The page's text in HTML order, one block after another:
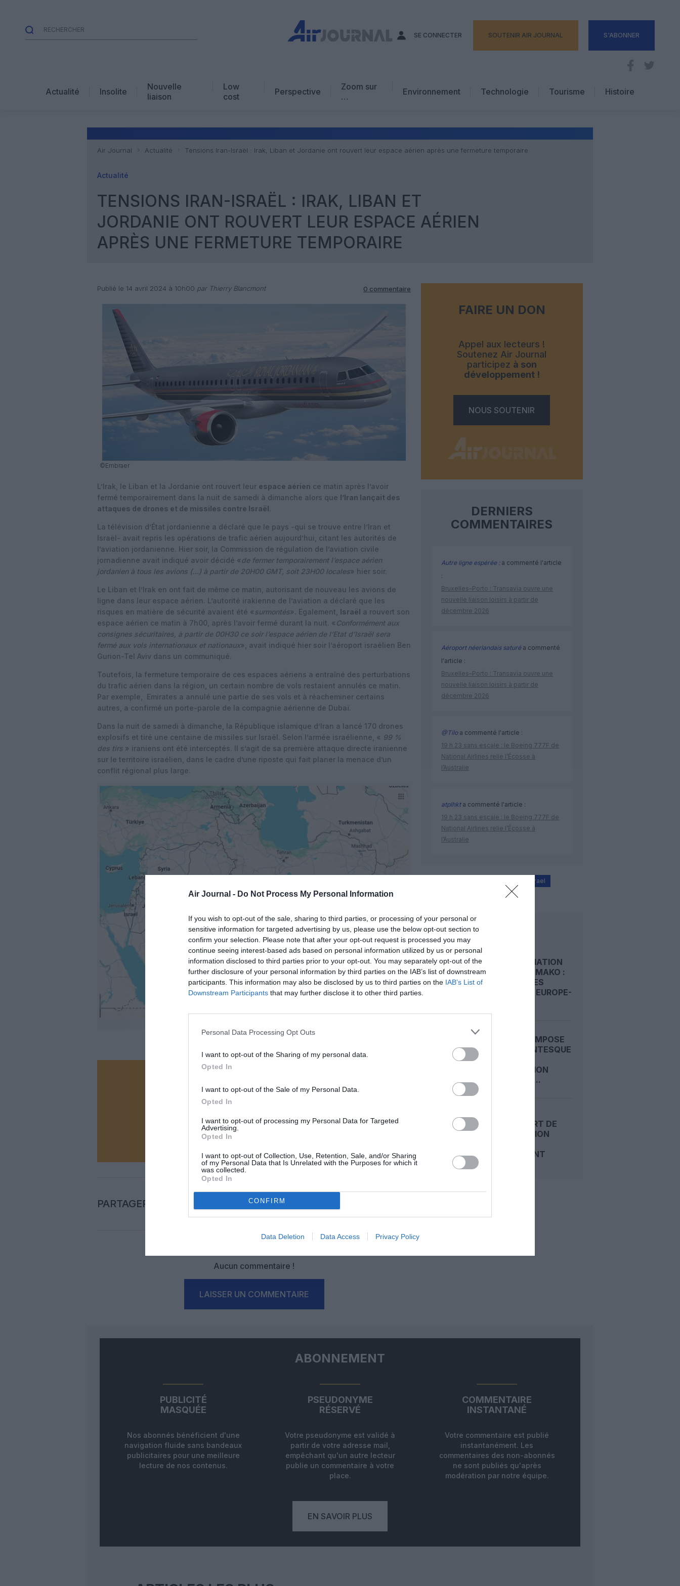
Air Journal - Do Not Process My Personal Information
If you wish to opt-out of the sale, sharing to third parties, or processing of your personal or
sensitive information for targeted advertising by us, please use the below opt-out section to
confirm your selection. Please note that after your opt-out request is processed you may
continue seeing interest-based ads based on personal information utilized by us or personal
information disclosed to third parties prior to your opt-out. You may separately opt-out of the
further disclosure of your personal information by third parties on the IAB’s list of downstream
participants. This information may also be disclosed by us to third parties on the IAB’s List of
Downstream Participants that may further disclose it to other third parties.
Personal Data Processing Opt Outs
I want to opt-out of the Sharing of my personal data.
Opted In
I want to opt-out of the Sale of my Personal Data.
Opted In
I want to opt-out of processing my Personal Data for Targeted
Advertising.
Opted In
I want to opt-out of Collection, Use, Retention, Sale, and/or Sharing
of my Personal Data that Is Unrelated with the Purposes for which it
was collected.
Opted In
CONFIRM
Data Deletion Data Access Privacy Policy
SE CONNECTER SOUTENIR AIR JOURNAL S'ABONNER
Actualité Insolite
Nouvelle
liaison
Low
cost
Perspective
Zoom sur
…
Avis d’expert
Environnement Technologie
Tourisme
Hôtellerie
Histoire
Air Journal Actualité Tensions Iran-Israël : Irak, Liban et Jordanie ont rouvert leur espace aérien après une fermeture temporaire
Actualité
TENSIONS IRAN-ISRAËL : IRAK, LIBAN ET
JORDANIE ONT ROUVERT LEUR ESPACE AÉRIEN
APRÈS UNE FERMETURE TEMPORAIRE
Publié le 14 avril 2024 à 10h00 par Thierry Blancmont 0 commentaire
©Embraer
L’Irak, le Liban et la Jordanie ont rouvert leur espace aérien ce matin après l’avoir
fermé temporairement dans la nuit de samedi à dimanche alors que l’Iran lançait des
attaques de drones et de missiles contre Israël.
La télévision d’État jordanienne a déclaré que le pays -qui se trouve entre l’Iran et
Israël- avait repris les opérations de trafic aérien aujourd’hui, citant les autorités de
l’aviation jordanienne. Hier soir, la Commission de régulation de l’aviation civile
jornadienne avait indiqué avoir décidé « de fermer temporairement l’espace aérien
jordanien à tous les avions (…) à partir de 20H00 GMT, soit 23H00 locales» hier soir.
Le Liban et l’Irak en ont fait de même ce matin, autorisant de nouveau les avions de
ligne dans leur espace aérien. L’autorité irakienne de l’aviation a déclaré que les
risques en matière de sécurité avaient été «surmontés». Egalement, Israël a rouvert son
espace aérien ce matin à 7h00, après l’avoir fermé durant la nuit. « Conformément aux
consignes sécuritaires, à partir de 00H30 ce soir l’espace aérien de l’Etat d’Israël sera
fermé aux vols internationaux et nationaux», avait indiqué hier soir l’aéroport israélien Ben
Gurion-Tel Aviv dans un communiqué.
Toutefois, la fermeture temporaire de ces espaces aériens a entraîné des perturbations
du trafic aérien dans la région, un certain nombre de vols restaient annulés ce matin.
Par exemple, Emirates a annulé une partie de ses vols et à réacheminer certains
autres, a confirmé un porte-parole de la compagnie aérienne de Dubaï.
Dans la nuit de samedi à dimanche, la République islamique d’Iran a lancé 170 drones
explosifs et tiré une centaine de missiles sur Israël. Selon l’armée israélienne, « 99 %
des tirs » iraniens ont été interceptés. Il s’agit de sa première attaque directe iranienne
sur le territoire israélien, dans le cadre d’une riposte qui fait planer la menace d’un
conflit régional plus large.
Soutenez-nous, faites un don !
NOUS SOUTENIR
PARTAGER L'ARTICLE
Aucun commentaire !
LAISSER UN COMMENTAIRE
FAIRE UN DON
Appel aux lecteurs !
Soutenez Air Journal
participez à son
développement !
NOUS SOUTENIR
DERNIERS
COMMENTAIRES
Autre ligne espérée :a commenté l'article
:
Bruxelles–Porto : Transavia ouvre une
nouvelle liaison loisirs à partir de
décembre 2026
Aéroport néerlandais saturéa commenté
l'article :
Bruxelles–Porto : Transavia ouvre une
nouvelle liaison loisirs à partir de
décembre 2026
@Tiloa commenté l'article :
19 h 23 sans escale : le Boeing 777F de
National Airlines relie l’Écosse à
l’Australie
atplhkta commenté l'article :
19 h 23 sans escale : le Boeing 777F de
National Airlines relie l’Écosse à
l’Australie
guerre hamas-israel
LIRE AUSSI
RÉCONCILIATION
ALGER–BAMAKO :
LES ROUTES
DIRECTES EUROPE-
LA CHINE IMPOSE
UNE GIGANTESQUE
D’EXCLUSION
AÉRIENNE...
L’AÉROPORT DE
BEN GOURION
PLEINEMENT
ABONNEMENT
PUBLICITÉ
MASQUÉE
Nos abonnés bénéficient d'une
navigation fluide sans bandeaux
publicitaires pour une meilleure
lecture de nos contenus.
PSEUDONYME
RÉSERVÉ
Votre pseudonyme est validé à
partir de votre adresse mail,
empêchant qu'un autre lecteur
publie un commentaire à votre
place.
COMMENTAIRE
INSTANTANÉ
Votre commentaire est publié
instantanément. Les
commentaires des non-abonnés
ne sont publiés qu'après
modération par notre équipe.
EN SAVOIR PLUS